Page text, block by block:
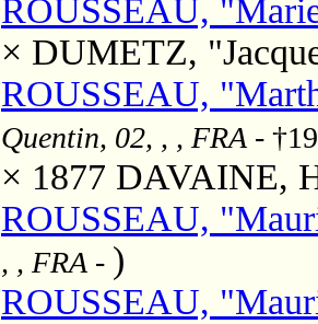
ROUSSEAU,
× DUMETZ,
ROUSSEAU,
Quentin, 02, , , FRA -
× 1877 DAVAINE,
ROUSSEAU,
, , FRA - )
ROUSSEAU,